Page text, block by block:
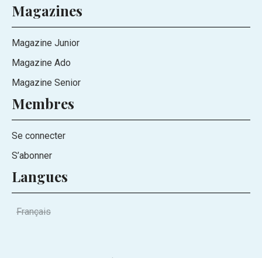
Magazines
Magazine Junior
Magazine Ado
Magazine Senior
Membres
Se connecter
S’abonner
Langues
Français